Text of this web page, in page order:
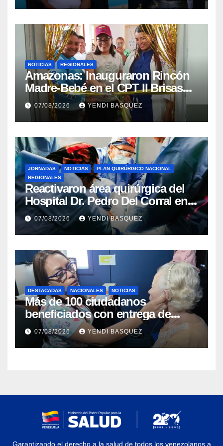
NOTICIAS REGIONALES
​Amazonas: Inauguraron Rincón
Madre-Bebé en el CPT II Brisas
del Aeropuerto ​Inauguraron
Rincón
07/08/2026 YENDI BASQUEZ
JORNADAS NOTICIAS
PLAN QUIRÚRGICO NACIONAL
REGIONALES
Reactivaron área quirúrgica del
Hospital Dr. Pedro Del Corral en
Guárico
07/08/2026 YENDI BASQUEZ
DESTACADAS NACIONALES NOTICIAS
Más de 100 ciudadanos
beneficiados con entrega de
prótesis auditivas en el Centro de
Rehabilitación J.J. Arvelo
07/08/2026 YENDI BASQUEZ
Garantizando el derecho a la salud de todos los venezolanos a